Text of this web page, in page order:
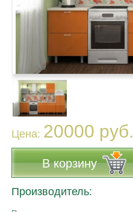
Цена: 20000 руб.
В корзину
Производитель: